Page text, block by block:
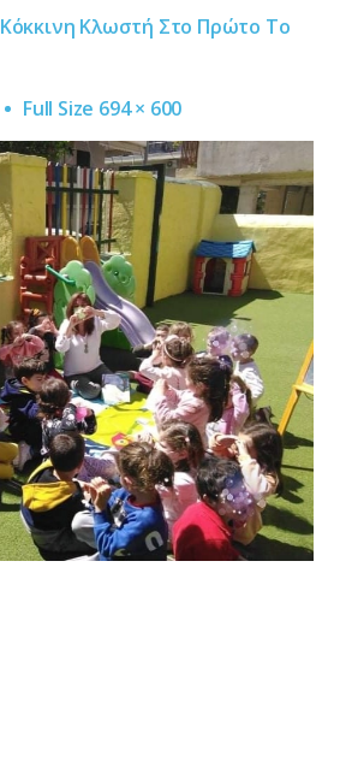
Κόκκινη Κλωστή Στο Πρώτο Το
Full
Size
Full Size 694 × 600